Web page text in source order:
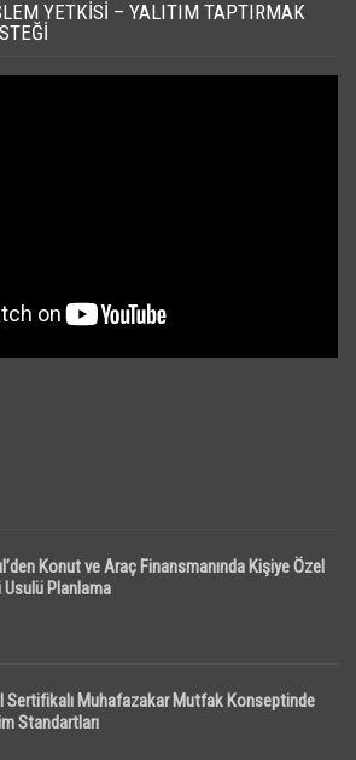
YETKISI – YALITIM TAPTIRMAK
Konut ve Araç Finansmanında Kişiye Özel
Usulü Planlama
Sertifikalı Muhafazakar Mutfak Konseptinde
Standartları